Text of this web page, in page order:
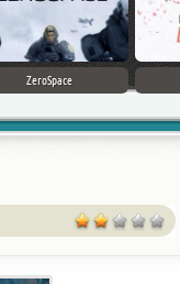
ZeroSpace